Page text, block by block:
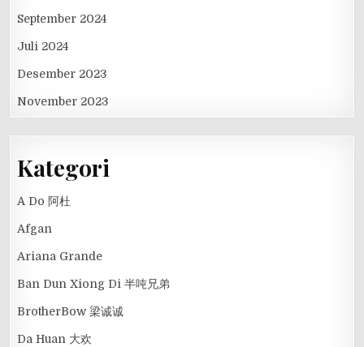
September 2024
Juli 2024
Desember 2023
November 2023
Kategori
A Do 阿杜
Afgan
Ariana Grande
Ban Dun Xiong Di 半吨兄弟
BrotherBow 梁诚诚
Da Huan 大欢